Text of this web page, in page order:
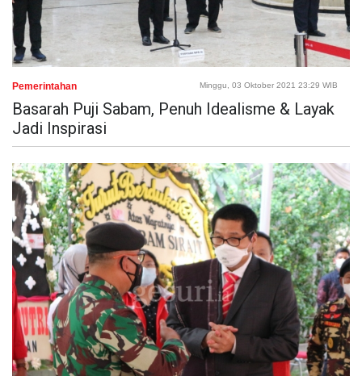
Pemerintahan Minggu, 03 Oktober 2021 23:29 WIB
Basarah Puji Sabam, Penuh Idealisme & Layak
Jadi Inspirasi